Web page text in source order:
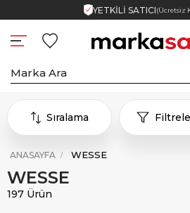
YETKİLİ SATICI(Ücretsiz
Sıralama
ANASAYFA WESSE
WESSE
197 Ürün